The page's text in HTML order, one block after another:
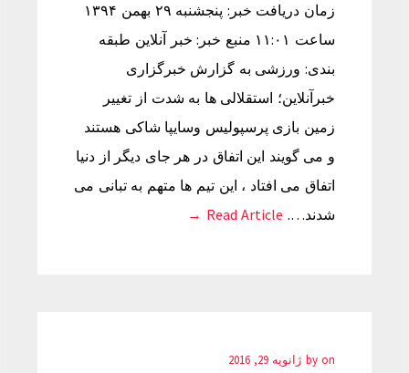
زمان دریافت خبر: پنجشنبه ۲۹ بهمن ۱۳۹۴
ساعت ۱۱:۰۱ منبع خبر: خبر آنلاین طبقه
بندی: ورزشی به گزارش خبرگزاری
خبرآنلاین؛ استقلالی ها به شدت از تغییر
زمین بازی پرسپولیس وسایپا شاکی هستند
و می گویند این اتفاق در هر جای دیگر از دنیا
اتفاق می افتاد ، این تیم ها متهم به تبانی می
شدند…. Read Article →
by on ژانویه 29, 2016